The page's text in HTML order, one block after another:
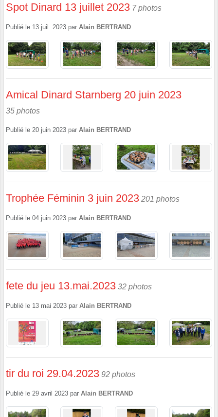
Spot Dinard 13 juillet 2023 7 photos
Publié le 13 juil. 2023 par Alain BERTRAND
Amical Dinard Starnberg 20 juin 2023
35 photos
Publié le 20 juin 2023 par Alain BERTRAND
Trophée Féminin 3 juin 2023 201 photos
Publié le 04 juin 2023 par Alain BERTRAND
fete du jeu 13.mai.2023 32 photos
Publié le 13 mai 2023 par Alain BERTRAND
tir du roi 29.04.2023 92 photos
Publié le 29 avril 2023 par Alain BERTRAND